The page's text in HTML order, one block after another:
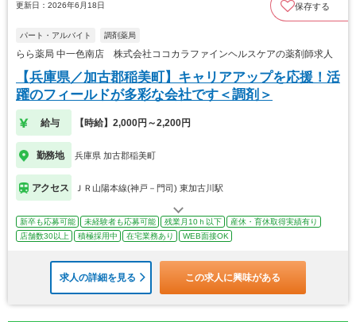
更新日：2026年6月18日 保存する
パート・アルバイト 調剤薬局
らら薬局 中一色南店 株式会社ココカラファインヘルスケアの薬剤師求人
【兵庫県／加古郡稲美町】キャリアアップを応援！活
躍のフィールドが多彩な会社です＜調剤＞
給与 【時給】2,000円～2,200円
勤務地 兵庫県 加古郡稲美町
アクセス ＪＲ山陽本線(神戸－門司) 東加古川駅
新卒も応募可能 未経験者も応募可能 残業月10ｈ以下
産休・育休取得実績有り
店舗数30以上
積極採用中 在宅業務あり WEB面接OK
求人の詳細を見る この求人に興味がある